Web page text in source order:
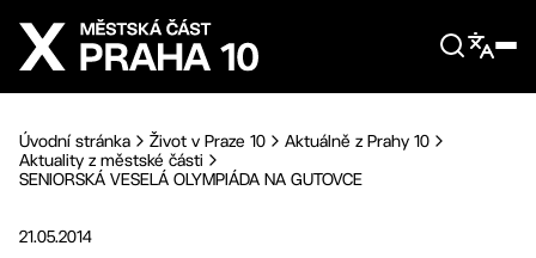
Přejít na hlavní obsah
Úvodní stránka Život v Praze 10
Aktuálně z Prahy 10
Aktuality z městské části
SENIORSKÁ VESELÁ OLYMPIÁDA NA GUTOVCE
21.05.2014